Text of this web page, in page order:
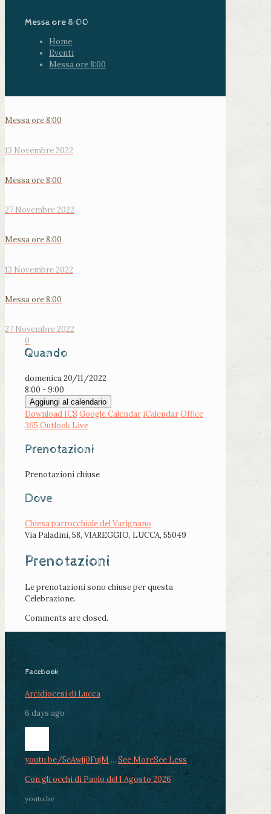
Messa ore 8:00
Home
Eventi
Messa ore 8:00
Messa ore 8:00
13 Novembre 2022
Messa ore 8:00
27 Novembre 2022
Messa ore 8:00
13 Novembre 2022
Messa ore 8:00
27 Novembre 2022
0
Quando
domenica 20/11/2022
8:00 - 9:00
Aggiungi al calendario
Download ICS Google Calendar iCalendarOffice
365 Outlook Live
Prenotazioni
Prenotazioni chiuse
Dove
Chiesa parrocchiale del Varignano
Via Paladini, 58, VIAREGGIO, LUCCA, 55049
Prenotazioni
Le prenotazioni sono chiuse per questa
Celebrazione.
Comments are closed.
Facebook
Arcidiocesi di Lucca
6 days ago
youtu.be/5cAwjj0FujM ... See MoreSee Less
Con gli occhi di Paolo del 1 Agosto 2026
youtu.be